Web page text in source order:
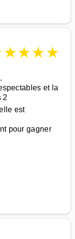
★★★★
et la
2
est
pour gagner